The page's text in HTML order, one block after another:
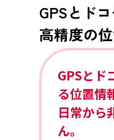
GPSとド
高精度の
GPSとド
る位置情
日常から
ん。